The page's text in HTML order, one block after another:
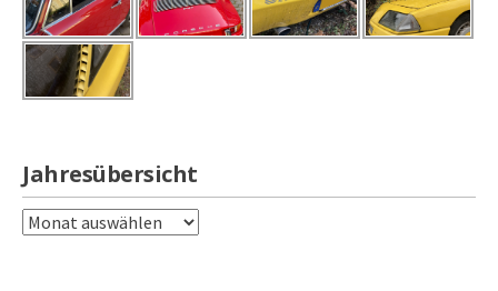
Jahresübersicht
Jahresübersicht